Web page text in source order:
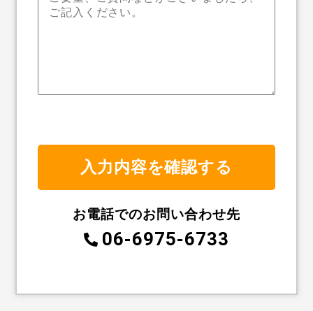
お電話でのお問い合わせ先
06-6975-6733